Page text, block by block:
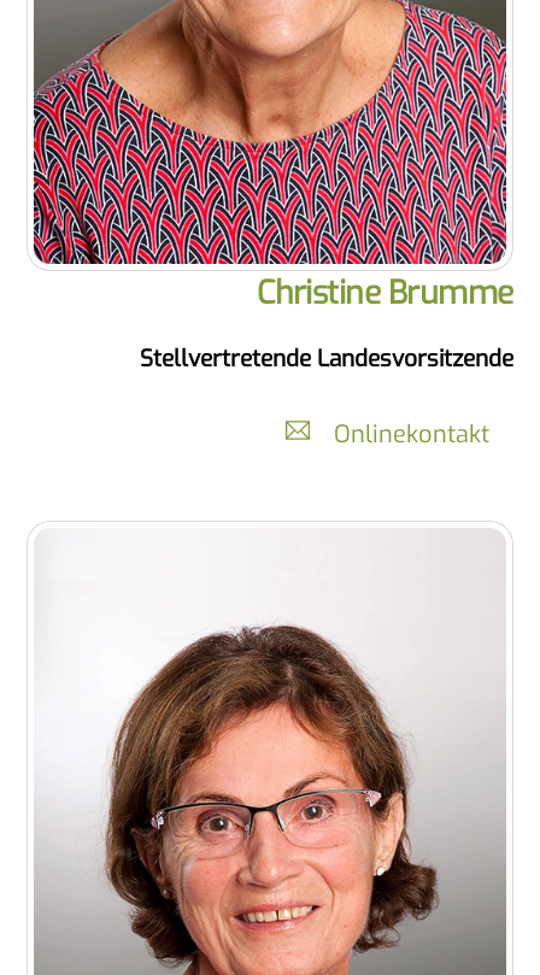
Christine Brumme
Stellvertretende Landesvorsitzende
Onlinekontakt